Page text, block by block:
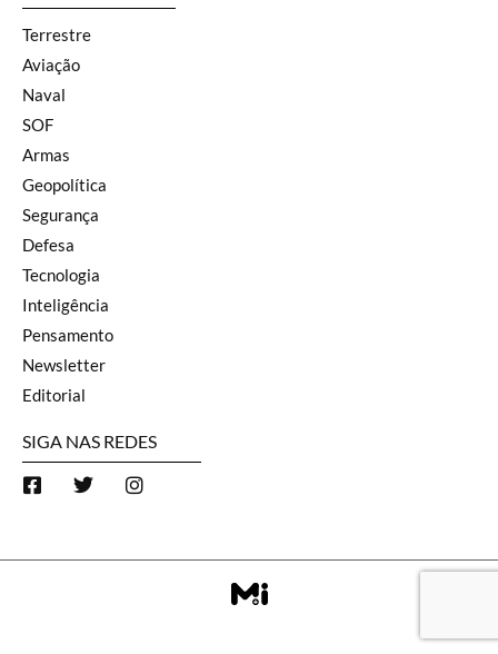
Terrestre
Aviação
Naval
SOF
Armas
Geopolítica
Segurança
Defesa
Tecnologia
Inteligência
Pensamento
Newsletter
Editorial
SIGA NAS REDES